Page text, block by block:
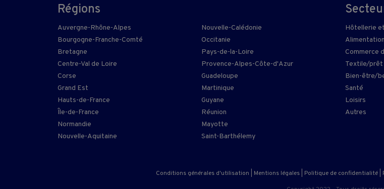
Régions
Auvergne-Rhône-Alpes
Bourgogne-Franche-Comté
Bretagne
Centre-Val de Loire
Corse
Grand Est
Hauts-de-France
Île-de-France
Normandie
Nouvelle-Aquitaine
Nouvelle-Calédonie
Occitanie
Pays-de-la-Loire
Provence-Alpes-Côte-d'Azur
Guadeloupe
Martinique
Guyane
Réunion
Mayotte
Saint-Barthélemy
Hôtellerie
Alimentation
Commerce
Textile/
Bien-être/
Santé
Loisirs
Autres
Conditions générales d'utilisation Mentions légales Politique de confidentialité